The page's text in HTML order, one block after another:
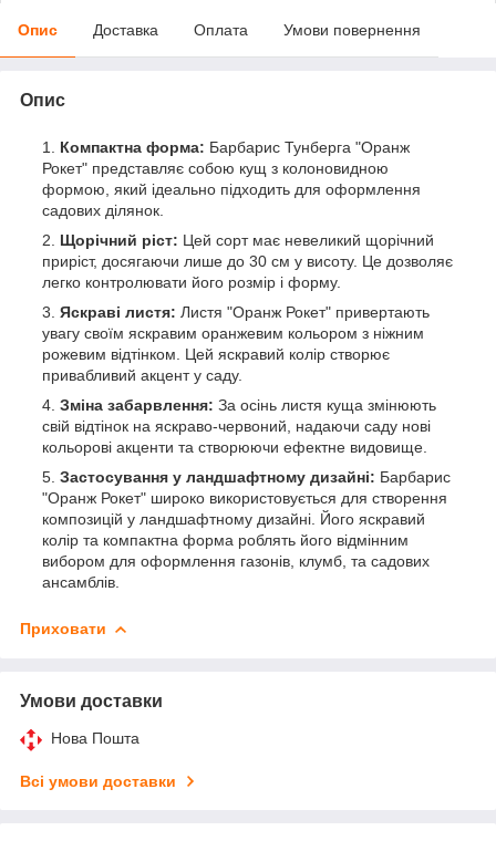
Опис Доставка Оплата Умови повернення
Опис
Компактна форма: Барбарис Тунберга "Оранж
Рокет" представляє собою кущ з колоновидною
формою, який ідеально підходить для оформлення
садових ділянок.
Щорічний ріст: Цей сорт має невеликий щорічний
приріст, досягаючи лише до 30 см у висоту. Це дозволяє
легко контролювати його розмір і форму.
Яскраві листя: Листя "Оранж Рокет" привертають
увагу своїм яскравим оранжевим кольором з ніжним
рожевим відтінком. Цей яскравий колір створює
привабливий акцент у саду.
Зміна забарвлення: За осінь листя куща змінюють
свій відтінок на яскраво-червоний, надаючи саду нові
кольорові акценти та створюючи ефектне видовище.
Застосування у ландшафтному дизайні: Барбарис
"Оранж Рокет" широко використовується для створення
композицій у ландшафтному дизайні. Його яскравий
колір та компактна форма роблять його відмінним
вибором для оформлення газонів, клумб, та садових
ансамблів.
Приховати
Умови доставки
Нова Пошта
Всі умови доставки